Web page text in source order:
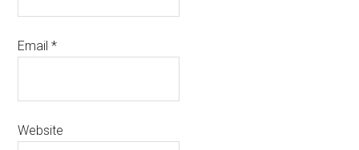
Email*
Website